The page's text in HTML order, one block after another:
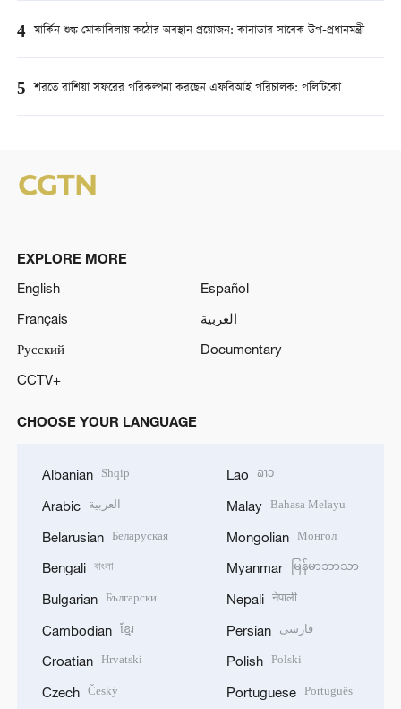
4 মার্কিন শুল্ক মোকাবিলায় কঠোর অবস্থান প্রয়োজন: কানাডার সাবেক উপ-প্রধানমন্ত্রী
5 শরতে রাশিয়া সফরের পরিকল্পনা করছেন এফবিআই পরিচালক: পলিটিকো
EXPLORE MORE
English
Español
Français
العربية
Русский
Documentary
CCTV+
CHOOSE YOUR LANGUAGE
Albanian Shqip
Arabic العربية
Belarusian Беларуская
Bengali বাংলা
Bulgarian Български
Cambodian ខ្មែរ
Croatian Hrvatski
Czech Český
Lao ລາວ
Malay Bahasa Melayu
Mongolian Монгол
Myanmar မြန်မာဘာသာ
Nepali नेपाली
Persian فارسی
Polish Polski
Portuguese Português